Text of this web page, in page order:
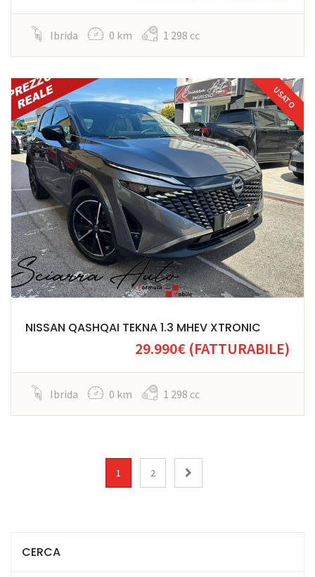
Ibrida 0 km 1 298 cc
USATO
NISSAN QASHQAI TEKNA 1.3 MHEV XTRONIC
29.990€ (FATTURABILE)
Ibrida 0 km 1 298 cc
1 2
CERCA